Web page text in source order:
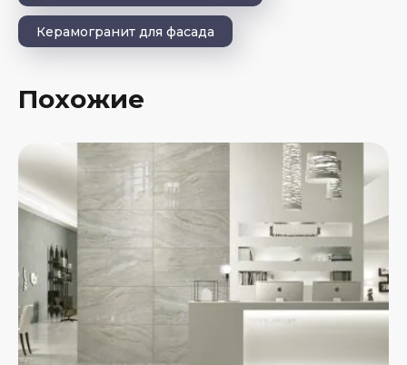
Керамогранит для фасада
Похожие